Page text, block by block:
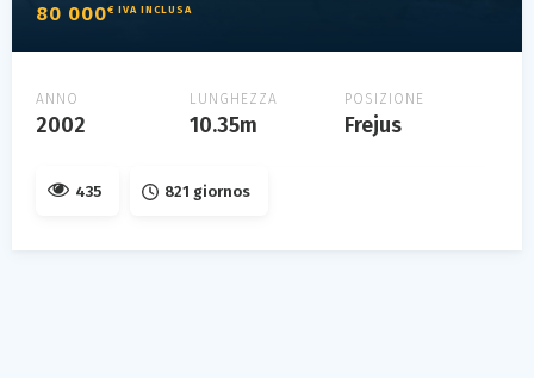
80 000€ IVA INCLUSA
ANNO
2002
LUNGHEZZA
10.35m
POSIZIONE
Frejus
435 821 giornos